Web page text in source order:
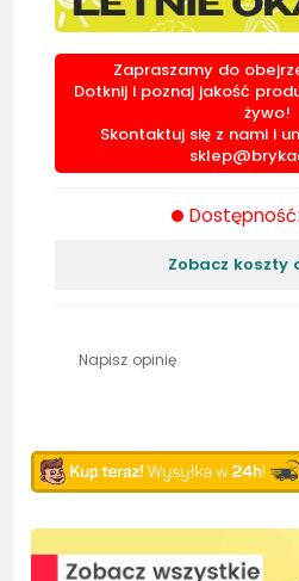
Zapraszamy do
Dotknij i poznaj jakość
żywo!
Skontaktuj się z nami i
Zobacz koszty
Napisz opinię